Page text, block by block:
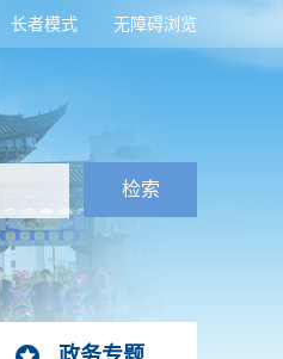
无障碍浏览
长者模式